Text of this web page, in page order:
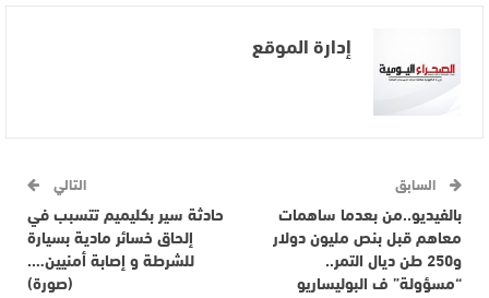
إدارة الموقع
السابق
بالفيديو..من بعدما ساهمات
معاهم قبل بنص مليون دولار
و250 طن ديال التمر..
“مسؤولة” ف البوليساريو
التالي
حادثة سير بكليميم تتسبب في
إلحاق خسائر مادية بسيارة
للشرطة و إصابة أمنيين….
(صورة)